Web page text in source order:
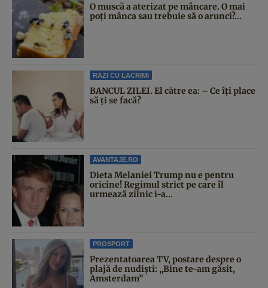
O muscă a aterizat pe mâncare. O mai
poți mânca sau trebuie să o arunci?...
RAZI CU LACRIMI
BANCUL ZILEI. El către ea: – Ce îți place
să ți se facă?
AVANTAJE.RO
Dieta Melaniei Trump nu e pentru
oricine! Regimul strict pe care îl
urmează zilnic i-a...
PROSPORT
Prezentatoarea TV, postare despre o
plajă de nudiști: „Bine te-am găsit,
Amsterdam”